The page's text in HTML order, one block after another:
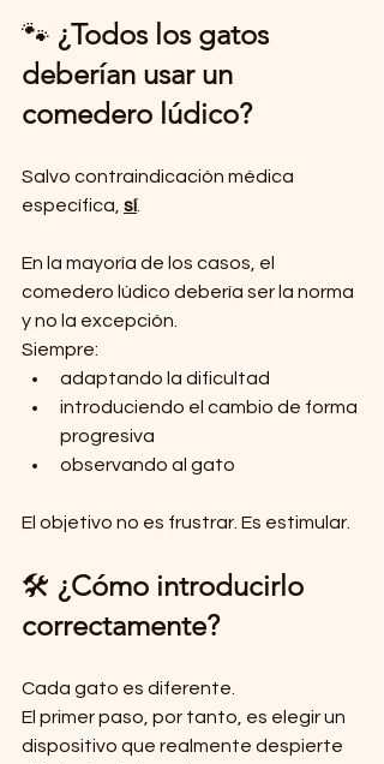
🐾 ¿Todos los gatos
deberían usar un
comedero lúdico?
Salvo contraindicación médica
específica, sí.
En la mayoría de los casos, el
comedero lúdico debería ser la norma
y no la excepción.
Siempre:
adaptando la dificultad
introduciendo el cambio de forma
progresiva
observando al gato
El objetivo no es frustrar. Es estimular.
🛠 ¿Cómo introducirlo
correctamente?
Cada gato es diferente.
El primer paso, por tanto, es elegir un
dispositivo que realmente despierte